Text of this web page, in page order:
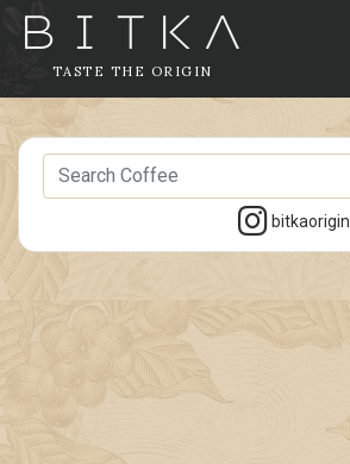
TASTE THE ORIGIN
bitkaorigin